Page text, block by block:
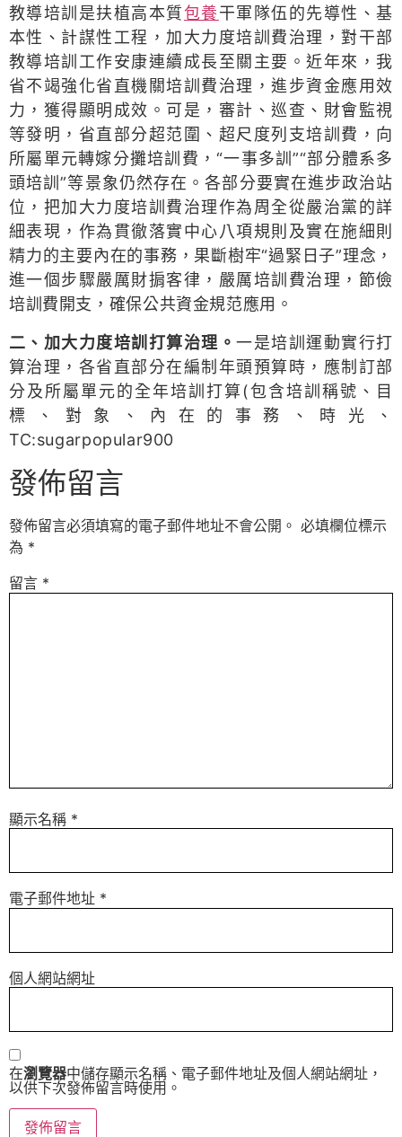
教導培訓是扶植高本質包養干軍隊伍的先導性、基
本性、計謀性工程，加大力度培訓費治理，對干部
教導培訓工作安康連續成長至關主要。近年來，我
省不竭強化省直機關培訓費治理，進步資金應用效
力，獲得顯明成效。可是，審計、巡查、財會監視
等發明，省直部分超范圍、超尺度列支培訓費，向
所屬單元轉嫁分攤培訓費，“一事多訓”“部分體系多
頭培訓”等景象仍然存在。各部分要實在進步政治站
位，把加大力度培訓費治理作為周全從嚴治黨的詳
細表現，作為貫徹落實中心八項規則及實在施細則
精力的主要內在的事務，果斷樹牢“過緊日子”理念，
進一個步驟嚴厲財掮客律，嚴厲培訓費治理，節儉
培訓費開支，確保公共資金規范應用。
二、加大力度培訓打算治理。一是培訓運動實行打
算治理，各省直部分在編制年頭預算時，應制訂部
分及所屬單元的全年培訓打算(包含培訓稱號、目
標、對象、內在的事務、時光、
TC:sugarpopular900
發佈留言
發佈留言必須填寫的電子郵件地址不會公開。 必填欄位標示
為 *
留言 *
顯示名稱 *
電子郵件地址 *
個人網站網址
在瀏覽器中儲存顯示名稱、電子郵件地址及個人網站網址，
以供下次發佈留言時使用。